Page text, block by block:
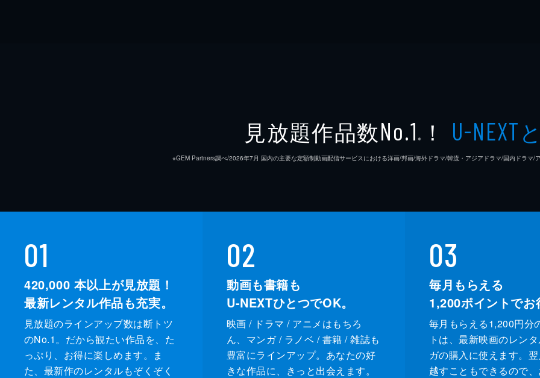
見放題作品数No.1 ※ ！ U-NEXT
※GEM Partners調べ/2026年7⽉ 国内の主要な定額制動画配信サービスにおける洋画/邦画/海外ドラマ/韓流・アジアドラマ/国内ドラマ/
01
420,000 本以上が見放題！
最新レンタル作品も充実。
見放題のラインアップ数は断トツ
のNo.1。だから観たい作品を、た
っぷり、お得に楽しめます。ま
た、最新作のレンタルもぞくぞく
02
動画も書籍も
U-NEXTひとつでOK。
映画 / ドラマ / アニメはもちろ
ん、マンガ / ラノベ / 書籍 / 雑誌も
豊富にラインアップ。あなたの好
きな作品に、きっと出会えます。
03
毎月もらえる
1,200ポイントでお
毎月もらえる1,200円分
トは、最新映画のレン
ガの購入に使えます。
越すこともできるので